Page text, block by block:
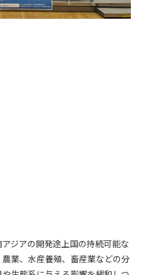
ジアの開発途上国の持続可能な
業、水産養殖、畜産業などの分